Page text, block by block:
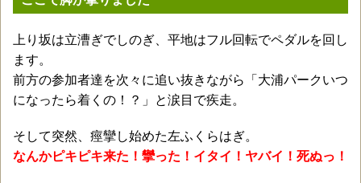
上り坂は立漕ぎでしのぎ、平地はフル回転でペダルを回し
ます。
前方の参加者達を次々に追い抜きながら「大浦パークいつ
になったら着くの！？」と涙目で疾走。
そして突然、痙攣し始めた左ふくらはぎ。
なんかピキピキ来た！攣った！イタイ！ヤバイ！死ぬっ！